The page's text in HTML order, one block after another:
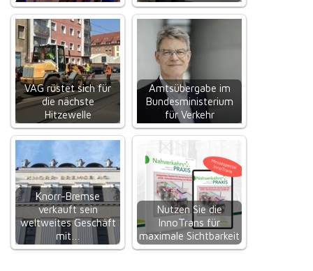
VAG rüstet sich für
die nächste
Hitzewelle
Amtsübergabe im
Bundesministerium
für Verkehr
Knorr-Bremse
verkauft sein
weltweites Geschäft
mit…
Nutzen Sie die
InnoTrans für
maximale Sichtbarkeit